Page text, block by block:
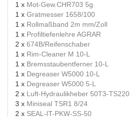
1 x Mot-Gew.CHR703 5g
1 x Gratmesser 1658/100
1 x Rollmaßband 2m mm/Zoll
1 x Profiltiefenlehre AGRAR
2 x 674B/Reifenschaber
1 x Rim-Cleaner M 10-L
1 x Bremsstaubentferner 10-L
1 x Degreaser W5000 10-L
1 x Degreaser W5000 5-L
2 x Luft-Hydraulikheber 50T3-TS220
3 x Miniseal TSR1 8/24
2 x SEAL-IT-PKW-SS-50